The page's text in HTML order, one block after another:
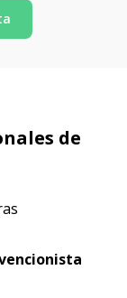
de